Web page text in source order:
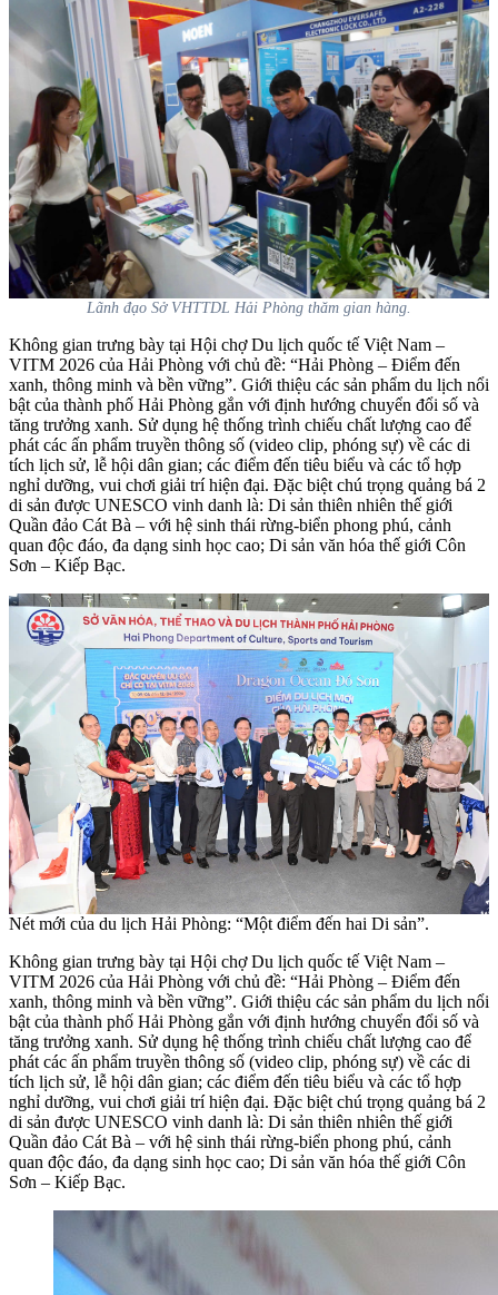
Lãnh đạo Sở VHTTDL Hải Phòng thăm gian hàng.
Không gian trưng bày tại Hội chợ Du lịch quốc tế Việt Nam –
VITM 2026 của Hải Phòng với chủ đề: “Hải Phòng – Điểm đến
xanh, thông minh và bền vững”. Giới thiệu các sản phẩm du lịch nổi
bật của thành phố Hải Phòng gắn với định hướng chuyển đổi số và
tăng trưởng xanh. Sử dụng hệ thống trình chiếu chất lượng cao để
phát các ấn phẩm truyền thông số (video clip, phóng sự) về các di
tích lịch sử, lễ hội dân gian; các điểm đến tiêu biểu và các tổ hợp
nghỉ dưỡng, vui chơi giải trí hiện đại. Đặc biệt chú trọng quảng bá 2
di sản được UNESCO vinh danh là: Di sản thiên nhiên thế giới
Quần đảo Cát Bà – với hệ sinh thái rừng-biển phong phú, cảnh
quan độc đáo, đa dạng sinh học cao; Di sản văn hóa thế giới Côn
Sơn – Kiếp Bạc.
Nét mới của du lịch Hải Phòng: “Một điểm đến hai Di sản”.
Không gian trưng bày tại Hội chợ Du lịch quốc tế Việt Nam –
VITM 2026 của Hải Phòng với chủ đề: “Hải Phòng – Điểm đến
xanh, thông minh và bền vững”. Giới thiệu các sản phẩm du lịch nổi
bật của thành phố Hải Phòng gắn với định hướng chuyển đổi số và
tăng trưởng xanh. Sử dụng hệ thống trình chiếu chất lượng cao để
phát các ấn phẩm truyền thông số (video clip, phóng sự) về các di
tích lịch sử, lễ hội dân gian; các điểm đến tiêu biểu và các tổ hợp
nghỉ dưỡng, vui chơi giải trí hiện đại. Đặc biệt chú trọng quảng bá 2
di sản được UNESCO vinh danh là: Di sản thiên nhiên thế giới
Quần đảo Cát Bà – với hệ sinh thái rừng-biển phong phú, cảnh
quan độc đáo, đa dạng sinh học cao; Di sản văn hóa thế giới Côn
Sơn – Kiếp Bạc.